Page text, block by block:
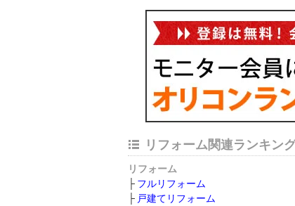
リフォーム関連ランキン
リフォーム
フルリフォーム
戸建てリフォーム